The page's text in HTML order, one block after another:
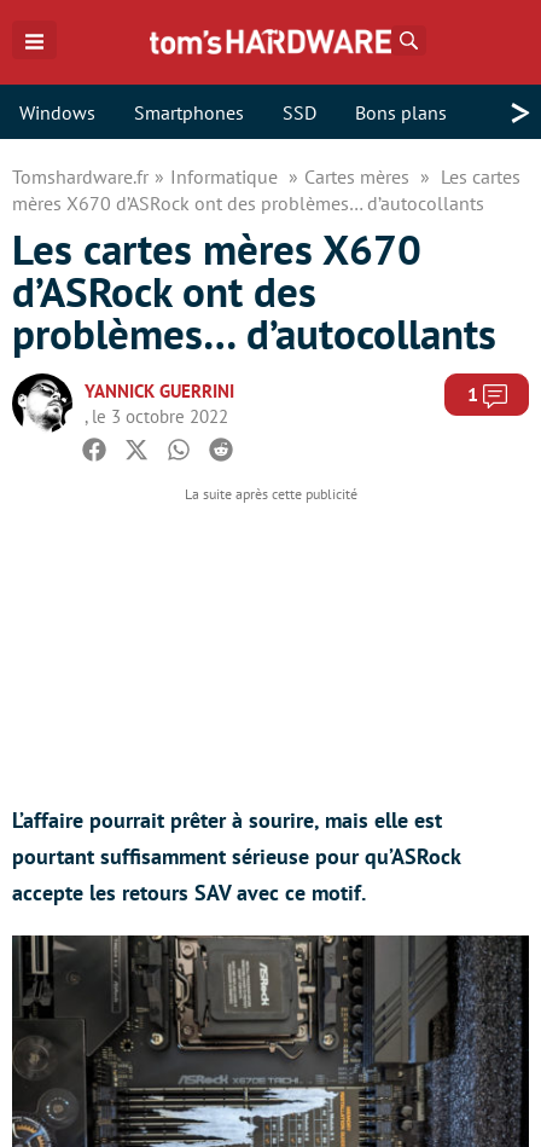
Windows Smartphones SSD Bons plans >
Tomshardware.fr Informatique Cartes mères
Les cartes
mères X670 d’ASRock ont des problèmes… d’autocollants
Les cartes mères X670
d’ASRock ont des
problèmes… d’autocollants
YANNICK GUERRINI
, le 3 octobre 2022
1
Facebook
TwitterWhatsapp
Reddit
L’affaire pourrait prêter à sourire, mais elle est
pourtant suffisamment sérieuse pour qu’ASRock
accepte les retours SAV avec ce motif.